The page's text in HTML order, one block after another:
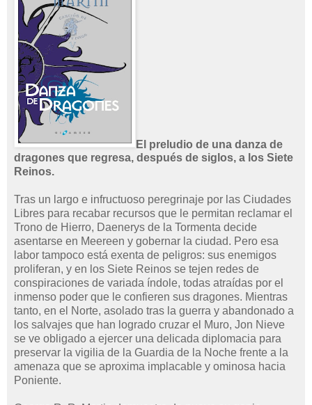
El preludio de una danza de
dragones que regresa, después de siglos, a los Siete
Reinos.
Tras un largo e infructuoso peregrinaje por las Ciudades
Libres para recabar recursos que le permitan reclamar el
Trono de Hierro, Daenerys de la Tormenta decide
asentarse en Meereen y gobernar la ciudad. Pero esa
labor tampoco está exenta de peligros: sus enemigos
proliferan, y en los Siete Reinos se tejen redes de
conspiraciones de variada índole, todas atraídas por el
inmenso poder que le confieren sus dragones. Mientras
tanto, en el Norte, asolado tras la guerra y abandonado a
los salvajes que han logrado cruzar el Muro, Jon Nieve
se ve obligado a ejercer una delicada diplomacia para
preservar la vigilia de la Guardia de la Noche frente a la
amenaza que se aproxima implacable y ominosa hacia
Poniente.